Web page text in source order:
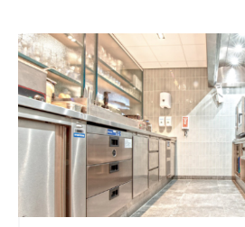
duurzaam
ondernemen